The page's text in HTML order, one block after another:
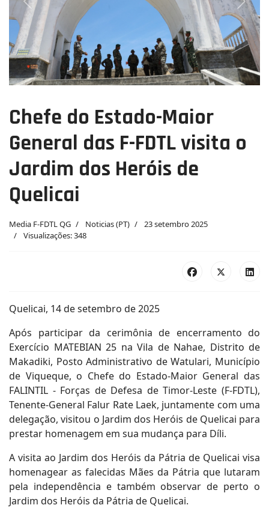
Previous Next
Chefe do Estado-Maior
General das F-FDTL visita o
Jardim dos Heróis de
Quelicai
Media F-FDTL QG Noticias (PT)
23 setembro 2025
Visualizações: 348
Quelicai, 14 de setembro de 2025
Após participar da cerimônia de encerramento do
Exercício MATEBIAN 25 na Vila de Nahae, Distrito de
Makadiki, Posto Administrativo de Watulari, Município
de Viqueque, o Chefe do Estado-Maior General das
FALINTIL - Forças de Defesa de Timor-Leste (F-FDTL),
Tenente-General Falur Rate Laek, juntamente com uma
delegação, visitou o Jardim dos Heróis de Quelicai para
prestar homenagem em sua mudança para Díli.
A visita ao Jardim dos Heróis da Pátria de Quelicai visa
homenagear as falecidas Mães da Pátria que lutaram
pela independência e também observar de perto o
Jardim dos Heróis da Pátria de Quelicai.